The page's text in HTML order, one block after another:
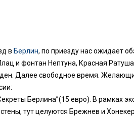
в Берлин, по приезду нас ожидает
и фонтан Нептуна, Красная
Далее свободное время.
Берлина”(15 евро). В рамках
тут целуются Брежнев и